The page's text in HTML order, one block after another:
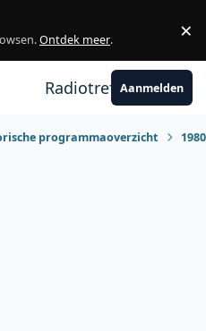
Ontdek meer. ×
RadiotrefpuntAanmelden
programmaoverzicht 1980